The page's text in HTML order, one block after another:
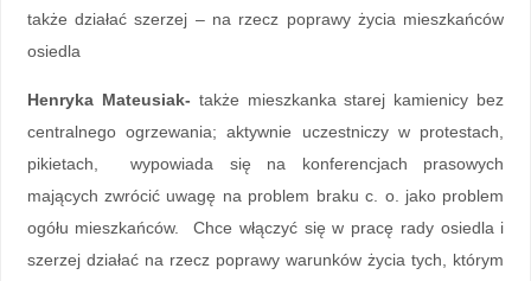
także działać szerzej – na rzecz poprawy życia mieszkańców
osiedla
Henryka Mateusiak- także mieszkanka starej kamienicy bez
centralnego ogrzewania; aktywnie uczestniczy w protestach,
pikietach, wypowiada się na konferencjach prasowych
mających zwrócić uwagę na problem braku c. o. jako problem
ogółu mieszkańców. Chce włączyć się w pracę rady osiedla i
szerzej działać na rzecz poprawy warunków życia tych, którym